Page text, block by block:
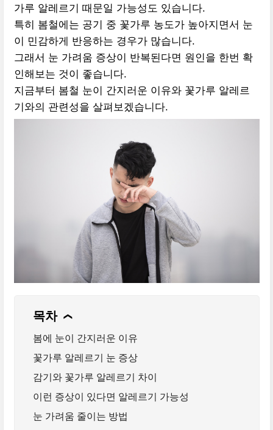
가루 알레르기 때문일 가능성도 있습니다.
특히 봄철에는 공기 중 꽃가루 농도가 높아지면서 눈
이 민감하게 반응하는 경우가 많습니다.
그래서 눈 가려움 증상이 반복된다면 원인을 한번 확
인해보는 것이 좋습니다.
지금부터 봄철 눈이 간지러운 이유와 꽃가루 알레르
기와의 관련성을 살펴보겠습니다.
목차 ❯
봄에 눈이 간지러운 이유
꽃가루 알레르기 눈 증상
감기와 꽃가루 알레르기 차이
이런 증상이 있다면 알레르기 가능성
눈 가려움 줄이는 방법